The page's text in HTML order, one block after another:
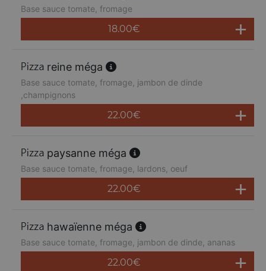
Base sauce tomate, fromage
18.00€
reine méga
Base sauce tomate, fromage, jambon de dinde
,champignons
22.00€
paysanne méga
Base sauce tomate, fromage, lardons, oeuf
22.00€
hawaïenne méga
Base sauce tomate, fromage, jambon de dinde, ananas
22.00€